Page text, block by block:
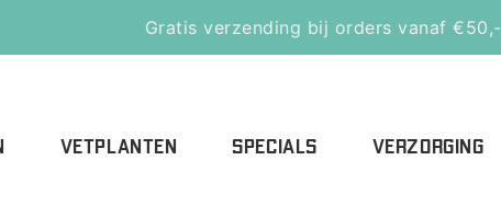
Gratis verzending bij orders vanaf €50,-
VETPLANTEN SPECIALS VERZORGING